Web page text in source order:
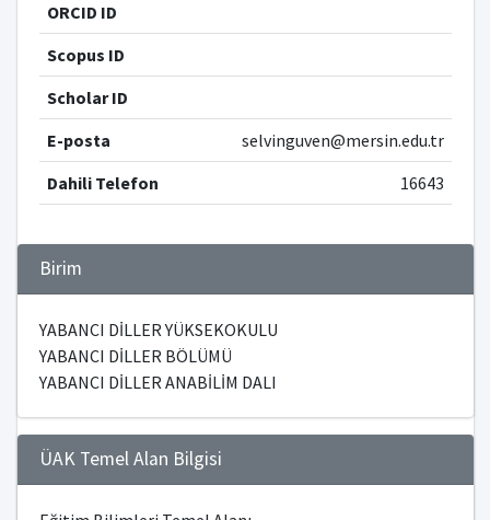
ORCID ID
Scopus ID
Scholar ID
E-posta
selvinguven@mersin.edu.tr
Dahili Telefon
16643
Birim
YABANCI DİLLER YÜKSEKOKULU
YABANCI DİLLER BÖLÜMÜ
YABANCI DİLLER ANABİLİM DALI
ÜAK Temel Alan Bilgisi